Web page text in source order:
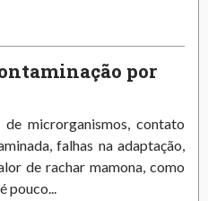
por
microrganismos, contato
falhas na adaptação,
de rachar mamona, como
pouco...